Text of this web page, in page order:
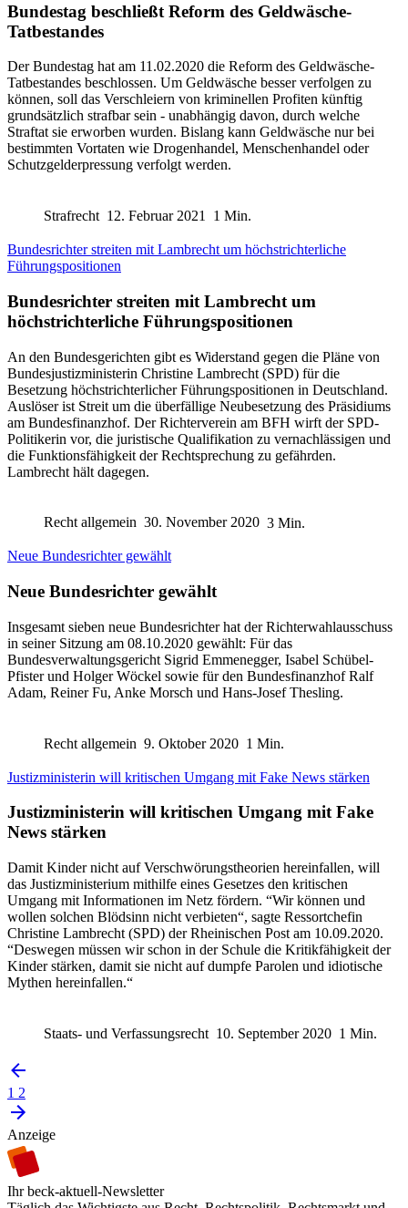
Bundestag beschließt Reform des Geldwäsche-
Tatbestandes
Der Bundestag hat am 11.02.2020 die Reform des Geldwäsche-
Tatbestandes beschlossen. Um Geldwäsche besser verfolgen zu
können, soll das Verschleiern von kriminellen Profiten künftig
grundsätzlich strafbar sein - unabhängig davon, durch welche
Straftat sie erworben wurden. Bislang kann Geldwäsche nur bei
bestimmten Vortaten wie Drogenhandel, Menschenhandel oder
Schutzgelderpressung verfolgt werden.
Strafrecht 12. Februar 2021 1 Min.
Bundesrichter streiten mit Lambrecht um höchstrichterliche
Führungspositionen
Bundesrichter streiten mit Lambrecht um
höchstrichterliche Führungspositionen
An den Bundesgerichten gibt es Widerstand gegen die Pläne von
Bundesjustizministerin Christine Lambrecht (SPD) für die
Besetzung höchstrichterlicher Führungspositionen in Deutschland.
Auslöser ist Streit um die überfällige Neubesetzung des Präsidiums
am Bundesfinanzhof. Der Richterverein am BFH wirft der SPD-
Politikerin vor, die juristische Qualifikation zu vernachlässigen und
die Funktionsfähigkeit der Rechtsprechung zu gefährden.
Lambrecht hält dagegen.
Recht allgemein 30. November 2020 3 Min.
Neue Bundesrichter gewählt
Neue Bundesrichter gewählt
Insgesamt sieben neue Bundesrichter hat der Richterwahlausschuss
in seiner Sitzung am 08.10.2020 gewählt: Für das
Bundesverwaltungsgericht Sigrid Emmenegger, Isabel Schübel-
Pfister und Holger Wöckel sowie für den Bundesfinanzhof Ralf
Adam, Reiner Fu, Anke Morsch und Hans-Josef Thesling.
Recht allgemein 9. Oktober 2020 1 Min.
Justizministerin will kritischen Umgang mit Fake News stärken
Justizministerin will kritischen Umgang mit Fake
News stärken
Damit Kinder nicht auf Verschwörungstheorien hereinfallen, will
das Justizministerium mithilfe eines Gesetzes den kritischen
Umgang mit Informationen im Netz fördern. “Wir können und
wollen solchen Blödsinn nicht verbieten“, sagte Ressortchefin
Christine Lambrecht (SPD) der Rheinischen Post am 10.09.2020.
“Deswegen müssen wir schon in der Schule die Kritikfähigkeit der
Kinder stärken, damit sie nicht auf dumpfe Parolen und idiotische
Mythen hereinfallen.“
Staats- und Verfassungsrecht 10. September 2020 1 Min.
1 2
Anzeige
Ihr beck-aktuell-Newsletter